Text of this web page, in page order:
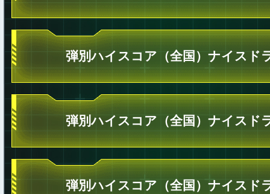
弾別ハイスコア（全国）ナイスド
弾別ハイスコア（全国）ナイスド
弾別ハイスコア（全国）ナイスド